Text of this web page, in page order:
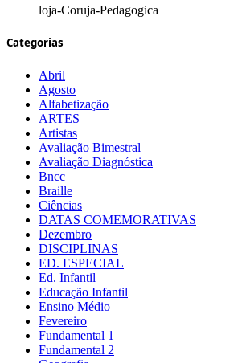
loja-Coruja-Pedagogica
Categorias
Abril
Agosto
Alfabetização
ARTES
Artistas
Avaliação Bimestral
Avaliação Diagnóstica
Bncc
Braille
Ciências
DATAS COMEMORATIVAS
Dezembro
DISCIPLINAS
ED. ESPECIAL
Ed. Infantil
Educação Infantil
Ensino Médio
Fevereiro
Fundamental 1
Fundamental 2